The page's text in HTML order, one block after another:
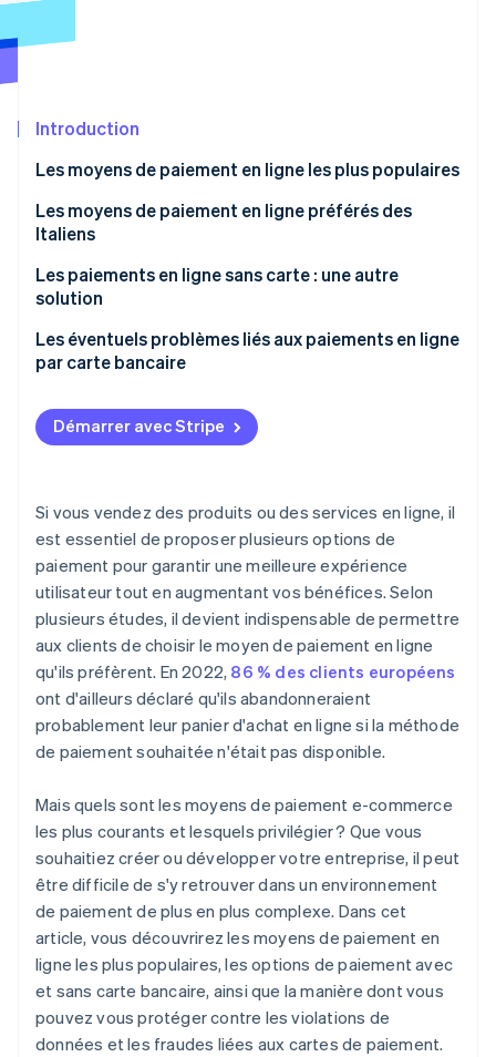
Radar
Constitution de start-up
Élimination du carbone
Identity
Vérification de l'identité
Stripe Sessions 2026
Stripe App Marketplace
Introduction
Les moyens de paiement en ligne les plus populaires
Les moyens de paiement en ligne préférés des
Italiens
Les paiements en ligne sans carte : une autre
solution
Les éventuels problèmes liés aux paiements en ligne
par carte bancaire
Violation des données liées aux cartes de paiement
Fraude aux paiements par carte bancaire en ligne
Démarrer avec Stripe
Si vous vendez des produits ou des services en ligne, il
est essentiel de proposer plusieurs options de
paiement pour garantir une meilleure expérience
utilisateur tout en augmentant vos bénéfices. Selon
plusieurs études, il devient indispensable de permettre
aux clients de choisir le moyen de paiement en ligne
qu'ils préfèrent. En 2022, 86 % des clients européens
ont d'ailleurs déclaré qu'ils abandonneraient
probablement leur panier d'achat en ligne si la méthode
de paiement souhaitée n'était pas disponible.
Mais quels sont les moyens de paiement e-commerce
les plus courants et lesquels privilégier ? Que vous
souhaitiez créer ou développer votre entreprise, il peut
être difficile de s'y retrouver dans un environnement
de paiement de plus en plus complexe. Dans cet
article, vous découvrirez les moyens de paiement en
ligne les plus populaires, les options de paiement avec
et sans carte bancaire, ainsi que la manière dont vous
pouvez vous protéger contre les violations de
données et les fraudes liées aux cartes de paiement.